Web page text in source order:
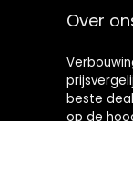
Over
beste
op de